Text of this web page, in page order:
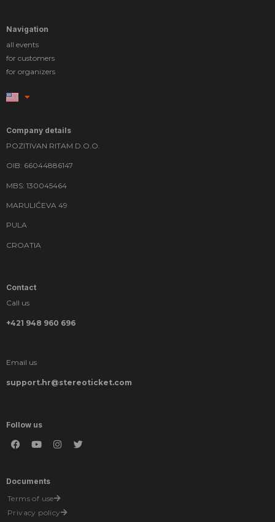
Navigation
all events
for customers
for organizers
Company details
POZITIVAN RITAM D.O.O.
OIB: 66044886147
MBS: 130045464
MARULIĆEVA 49
PULA
CROATIA
Contact
Call us
+421 948 960 696
Email us
support.hr@stereoticket.com
Follow us
Documents
Terms of use
Privacy policy